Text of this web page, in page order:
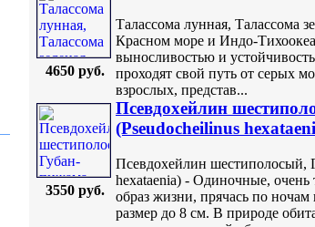
4650 руб.
Талассома лунная, Талассома
Красном море и Индо-
выносливостью и
проходят свой путь от серых
взрослых, представ...
3550 руб.
Псевдохейлин
(Pseudocheilinus
Псевдохейлин шестиполосый,
hexataenia) - Одиночные,
образ жизни, прячась по
размер до 8 см. В природе